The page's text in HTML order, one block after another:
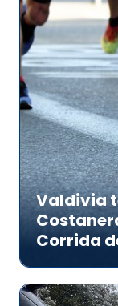
Valdivia
Corrida